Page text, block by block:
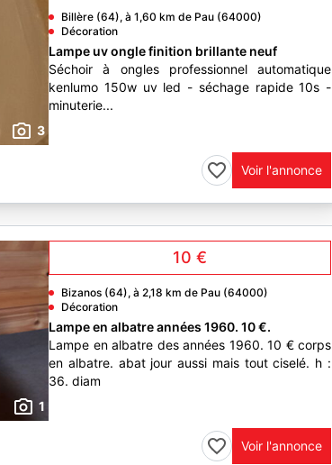
3
Billère (64), à 1,60 km de Pau (64000)
Décoration
Lampe uv ongle finition brillante neuf
Séchoir à ongles professionnel automatique
kenlumo 150w uv led - séchage rapide 10s -
minuterie...
Voir l'annonce
1
10 €
Bizanos (64), à 2,18 km de Pau (64000)
Décoration
Lampe en albatre années 1960. 10 €.
Lampe en albatre des années 1960. 10 € corps
en albatre. abat jour aussi mais tout ciselé. h :
36. diam
Voir l'annonce